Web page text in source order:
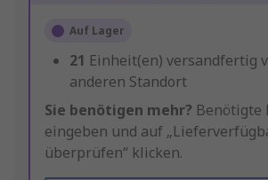
Auf Lager
21 Einheit(en) versandfertig
anderen Standort
Sie benötigen mehr? Benötigte
eingeben und auf
überprüfen“ klicken.